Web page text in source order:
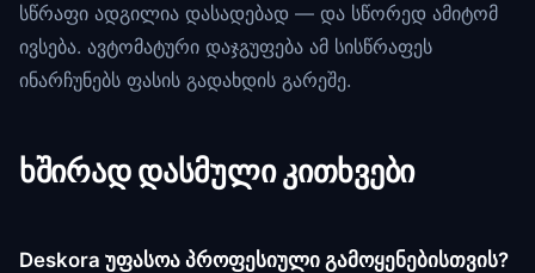
სწრაფი ადგილია დასადებად — და სწორედ ამიტომ
ივსება. ავტომატური დაჯგუფება ამ სისწრაფეს
ინარჩუნებს ფასის გადახდის გარეშე.
ხშირად დასმული კითხვები
Deskora უფასოა პროფესიული გამოყენებისთვის?